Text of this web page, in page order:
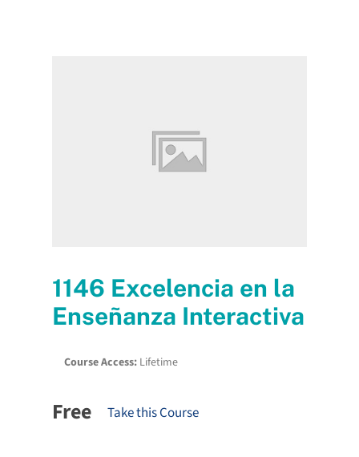
1146 Excelencia en la
Enseñanza Interactiva
Course Access: Lifetime
Free Take this Course